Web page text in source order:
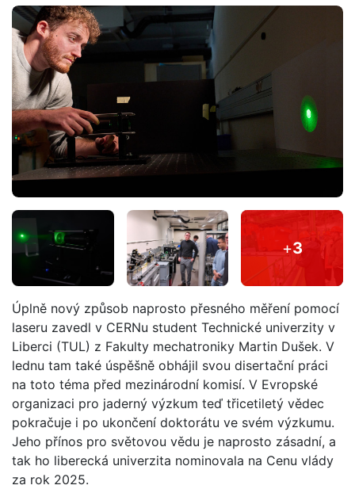
+3
Úplně nový způsob naprosto přesného měření pomocí
laseru zavedl v CERNu student Technické univerzity v
Liberci (TUL) z Fakulty mechatroniky Martin Dušek. V
lednu tam také úspěšně obhájil svou disertační práci
na toto téma před mezinárodní komisí. V Evropské
organizaci pro jaderný výzkum teď třicetiletý vědec
pokračuje i po ukončení doktorátu ve svém výzkumu.
Jeho přínos pro světovou vědu je naprosto zásadní, a
tak ho liberecká univerzita nominovala na Cenu vlády
za rok 2025.